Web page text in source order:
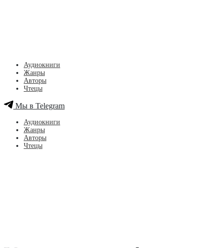
Аудиокниги
Жанры
Авторы
Чтецы
Мы в Telegram
Аудиокниги
Жанры
Авторы
Чтецы